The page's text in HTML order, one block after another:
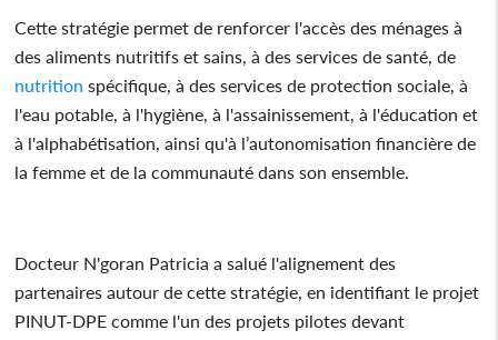
Cette stratégie permet de renforcer l'accès des ménages à
des aliments nutritifs et sains, à des services de santé, de
nutrition spécifique, à des services de protection sociale, à
l'eau potable, à l'hygiène, à l'assainissement, à l'éducation et
à l'alphabétisation, ainsi qu'à l’autonomisation financière de
la femme et de la communauté dans son ensemble.
Docteur N'goran Patricia a salué l'alignement des
partenaires autour de cette stratégie, en identifiant le projet
PINUT-DPE comme l'un des projets pilotes devant